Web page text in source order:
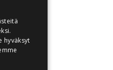
hyväksyt